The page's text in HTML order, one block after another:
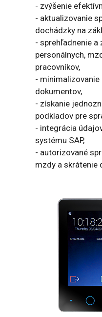
- zvýšenie
- aktualizovanie
dochádzky na
- sprehľadnenie a
personálnych,
pracovníkov,
-
dokumentov,
- získanie
podkladov pre
- integrácia
systému SAP,
- autorizované
mzdy a skrátenie